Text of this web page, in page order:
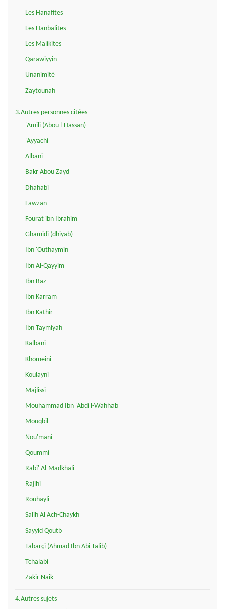
Les Hanafites
Les Hanbalites
Les Malikites
Qarawiyyin
Unanimité
Zaytounah
3.Autres personnes citées
'Amili (Abou l-Hassan)
'Ayyachi
Albani
Bakr Abou Zayd
Dhahabi
Fawzan
Fourat ibn Ibrahim
Ghamidi (dhiyab)
Ibn 'Outhaymin
Ibn Al-Qayyim
Ibn Baz
Ibn Karram
Ibn Kathir
Ibn Taymiyah
Kalbani
Khomeini
Koulayni
Majlissi
Mouhammad Ibn 'Abdi l-Wahhab
Mouqbil
Nou'mani
Qoummi
Rabi' Al-Madkhali
Rajihi
Rouhayli
Salih Al Ach-Chaykh
Sayyid Qoutb
Tabarçi (Ahmad Ibn Abi Talib)
Tchalabi
Zakir Naik
4.Autres sujets